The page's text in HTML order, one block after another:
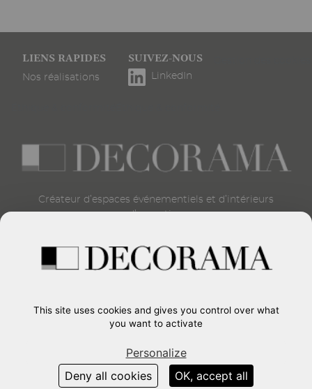
PiedLIENS RAPIDES
Nos réalisations
SUIVEZ-NOUS
LinkedIn
Créateur d’espaces événementiels et d’intérieurs
d’exception
Formulaire de contact
91380 -CHILLY-MAZARIN
France
Voir aussi
This site uses cookies and gives you control over what
you want to activate
OK, accept all
Deny all cookies
Personalize